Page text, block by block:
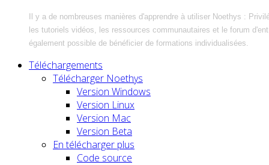
Il y a de nombreuses manières d'apprendre à utiliser Noethys :
les tutoriels vidéos, les ressources communautaires et le forum
également possible de bénéficier de formations individualisées.
Téléchargements
Télécharger Noethys
Version Windows
Version Linux
Version Mac
Version Beta
En télécharger plus
Code source